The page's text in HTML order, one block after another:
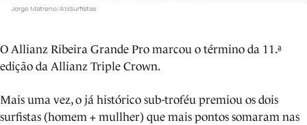
Jorge Matreno/ANSurfistas
O Allianz Ribeira Grande Pro marcou o término da 11.ª
edição da Allianz Triple Crown.
Mais uma vez, o já histórico sub-troféu premiou os dois
surfistas (homem + mullher) que mais pontos somaram nas